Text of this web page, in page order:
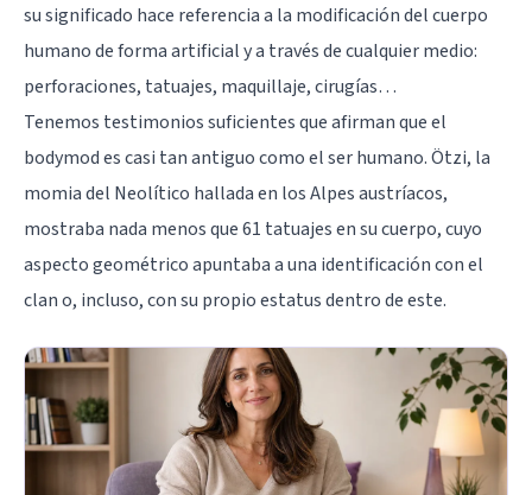
su significado hace referencia a la modificación del cuerpo
humano de forma artificial y a través de cualquier medio:
perforaciones, tatuajes, maquillaje, cirugías…
Tenemos testimonios suficientes que afirman que el
bodymod es casi tan antiguo como el ser humano. Ötzi, la
momia del Neolítico hallada en los Alpes austríacos,
mostraba nada menos que 61 tatuajes en su cuerpo, cuyo
aspecto geométrico apuntaba a una identificación con el
clan o, incluso, con su propio estatus dentro de este.